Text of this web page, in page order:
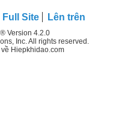
Full Site Lên trên
Version 4.2.0
Inc. All rights reserved.
Hiepkhidao.com